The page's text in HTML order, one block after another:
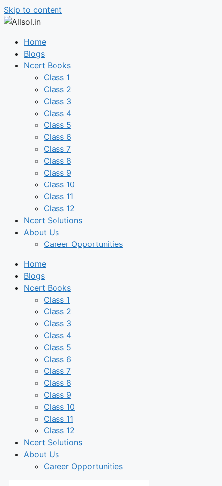
Skip to content
Home
Blogs
Ncert Books
Class 1
Class 2
Class 3
Class 4
Class 5
Class 6
Class 7
Class 8
Class 9
Class 10
Class 11
Class 12
Ncert Solutions
About Us
Career Opportunities
Home
Blogs
Ncert Books
Class 1
Class 2
Class 3
Class 4
Class 5
Class 6
Class 7
Class 8
Class 9
Class 10
Class 11
Class 12
Ncert Solutions
About Us
Career Opportunities